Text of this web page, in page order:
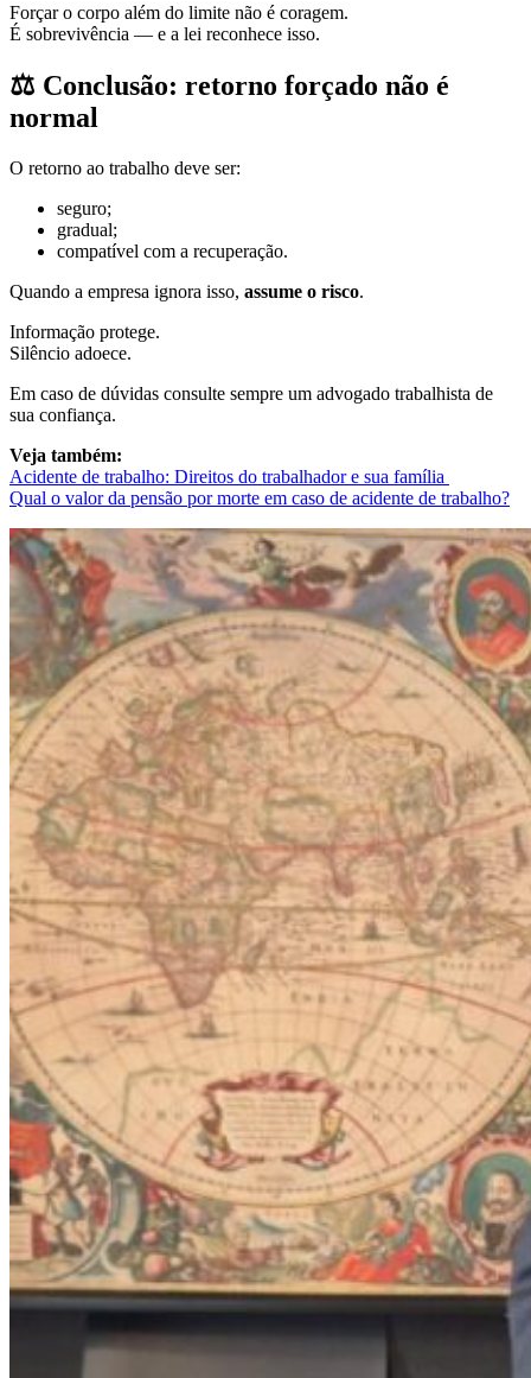
Forçar o corpo além do limite não é coragem.
É sobrevivência — e a lei reconhece isso.
⚖️ Conclusão: retorno forçado não é
normal
O retorno ao trabalho deve ser:
seguro;
gradual;
compatível com a recuperação.
Quando a empresa ignora isso, assume o risco.
Informação protege.
Silêncio adoece.
Em caso de dúvidas consulte sempre um advogado trabalhista de
sua confiança.
Veja também:
Acidente de trabalho: Direitos do trabalhador e sua família
Qual o valor da pensão por morte em caso de acidente de trabalho?